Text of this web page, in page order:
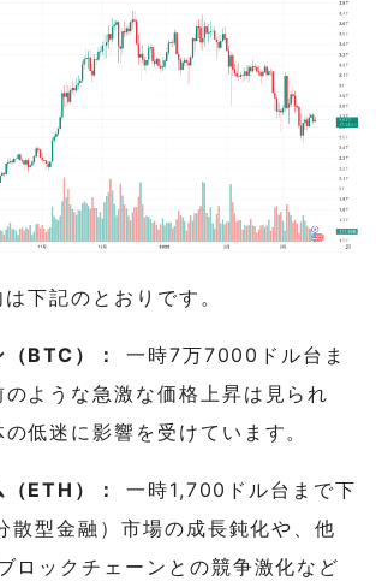
プ大統領の言動：市場を揺さぶる
ドと債券市場の動向：リスクオフ(安
資金シフトは続くのか？
下記のとおりです。
BTC）：
一時7万7000ドル台ま
ような急激な価格上昇は見られ
低迷に影響を受けています。
ETH）：
一時1,700ドル台まで下
散型金融）市場の成長鈍化や、他
ロックチェーンとの競争激化など